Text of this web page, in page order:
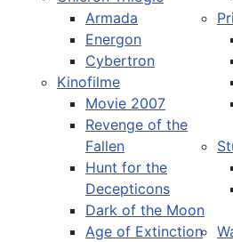
Armada
Energon
Cybertron
Kinofilme
Movie 2007
Revenge of the
Fallen
Hunt for the
Decepticons
Dark of the Moon
Age of Extinction